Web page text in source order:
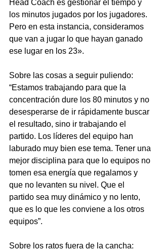
Head Coach es gestionar el tiempo y
los minutos jugados por los jugadores.
Pero en esta instancia, consideramos
que van a jugar lo que hayan ganado
ese lugar en los 23».
Sobre las cosas a seguir puliendo:
“Estamos trabajando para que la
concentración dure los 80 minutos y no
desesperarse de ir rápidamente buscar
el resultado, sino ir trabajando el
partido. Los líderes del equipo han
laburado muy bien ese tema. Tener una
mejor disciplina para que lo equipos no
tomen esa energía que regalamos y
que no levanten su nivel. Que el
partido sea muy dinámico y no lento,
que es lo que les conviene a los otros
equipos”.
Sobre los ratos fuera de la cancha: